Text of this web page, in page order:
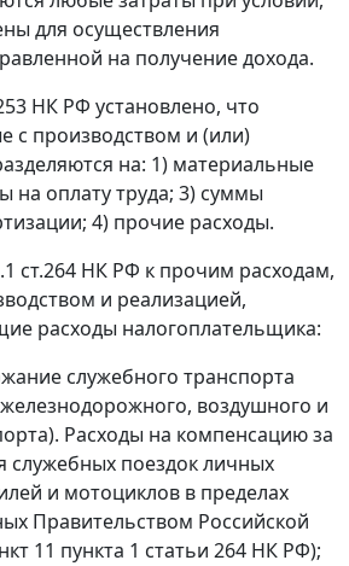
для осуществления
на получение дохода.
НК РФ установлено, что
с производством и (или)
на: 1) материальные
на оплату труда; 3) суммы
4) прочие расходы.
ст.264 НК РФ к прочим расходам,
и реализацией,
расходы налогоплательщика:
служебного транспорта
воздушного и
Расходы на компенсацию за
служебных поездок личных
и мотоциклов в пределах
Правительством Российской
11 пункта 1 статьи 264 НК РФ);